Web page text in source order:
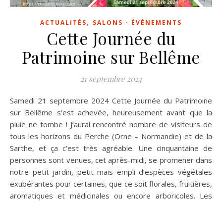
ACTUALITÉS, SALONS - ÉVÉNEMENTS
Cette Journée du
Patrimoine sur Bellême
21 septembre 2024
Samedi 21 septembre 2024 Cette Journée du Patrimoine
sur Bellême s’est achevée, heureusement avant que la
pluie ne tombe ! J’aurai rencontré nombre de visiteurs de
tous les horizons du Perche (Orne – Normandie) et de la
Sarthe, et ça c’est très agréable. Une cinquantaine de
personnes sont venues, cet après-midi, se promener dans
notre petit jardin, petit mais empli d’espèces végétales
exubérantes pour certaines, que ce soit florales, fruitières,
aromatiques et médicinales ou encore arboricoles. Les